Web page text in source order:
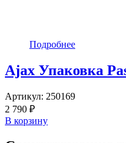
Подробнее
Ajax Упаковка
Артикул: 250169
2 790 ₽
В корзину